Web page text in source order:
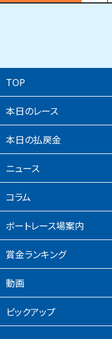
TOP
本⽇のレース
本⽇の払戻⾦
ニュース
コラム
ボートレース場案内
賞⾦ランキング
動画
ピックアップ